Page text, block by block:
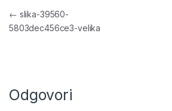
Navigacija objava
← slika-39560-
5803dec456ce3-velika
Odgovori